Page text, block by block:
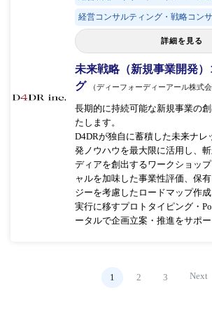
経営コンサルティング・戦略コン
詳細を見る
未来戦略（新規事業開発
グ
（ディーフォーディーアール株式会
長期的に持続可能な新規事業の
たします。
D4DRが独自に蓄積した未来ナレ
発ノウハウを最大限に活用し、
ディアを創出するワークショッ
ャルを加味した事業性評価、保
ジーを考慮したロードマップ作
実行に移すプロトタイピング・
ータルで企画立案・推進をサポー
1 2 3 Next